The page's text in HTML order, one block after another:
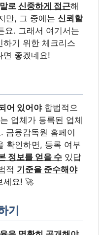
로 신중하게 접근해
만, 그 중에는 신뢰할
요. 그래서 여기서는
하기 위한 체크리스
면 좋겠네요!
어 있어야합법적으
업체가 등록된 업체
금융감독원 홈페이
확인하면, 등록 여부
정보를 얻을 수 있답
적 기준을 준수해야
세요! 🚀
기